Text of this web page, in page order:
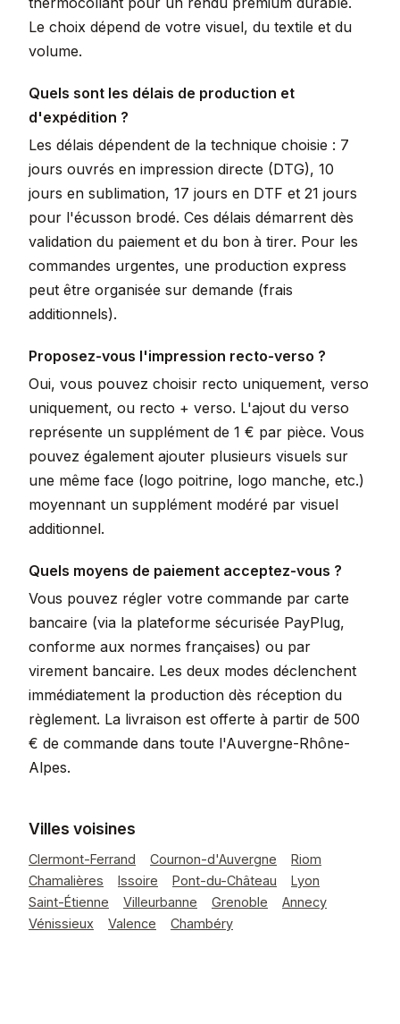
Le choix dépend de votre visuel, du textile et du
volume.
Quels sont les délais de production et
d'expédition ?
Les délais dépendent de la technique choisie : 7
jours ouvrés en impression directe (DTG), 10
jours en sublimation, 17 jours en DTF et 21 jours
pour l'écusson brodé. Ces délais démarrent dès
validation du paiement et du bon à tirer. Pour les
commandes urgentes, une production express
peut être organisée sur demande (frais
additionnels).
Proposez-vous l'impression recto-verso ?
Oui, vous pouvez choisir recto uniquement, verso
uniquement, ou recto + verso. L'ajout du verso
représente un supplément de 1 € par pièce. Vous
pouvez également ajouter plusieurs visuels sur
une même face (logo poitrine, logo manche, etc.)
moyennant un supplément modéré par visuel
additionnel.
Quels moyens de paiement acceptez-vous ?
Vous pouvez régler votre commande par carte
bancaire (via la plateforme sécurisée PayPlug,
conforme aux normes françaises) ou par
virement bancaire. Les deux modes déclenchent
immédiatement la production dès réception du
règlement. La livraison est offerte à partir de 500
€ de commande dans toute l'Auvergne-Rhône-
Alpes.
Villes voisines
Clermont-Ferrand Cournon-d'Auvergne
Riom
Chamalières
Issoire Pont-du-Château
Lyon
Saint-Étienne
Villeurbanne Grenoble
Annecy
Vénissieux
Valence Chambéry